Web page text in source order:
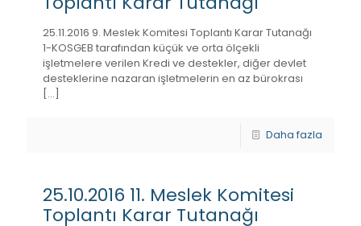
25.11.2016 9. Meslek Komitesi Toplantı Karar Tutanağı
1-KOSGEB tarafından küçük ve orta ölçekli
işletmelere verilen Kredi ve destekler, diğer devlet
desteklerine nazaran işletmelerin en az bürokrası
[…]
Daha fazla
25.10.2016 11. Meslek Komitesi
Toplantı Karar Tutanağı